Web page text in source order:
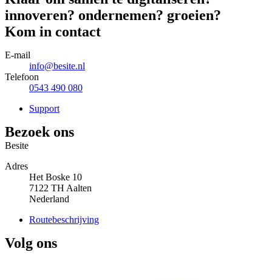
innoveren? ondernemen? groeien?
Kom in contact
E-mail
info@besite.nl
Telefoon
0543 490 080
Support
Bezoek ons
Besite
Adres
Het Boske 10
7122 TH Aalten
Nederland
Routebeschrijving
Volg ons